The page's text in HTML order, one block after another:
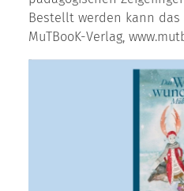
Bestellt werden kann das
MuTBooK-Verlag,